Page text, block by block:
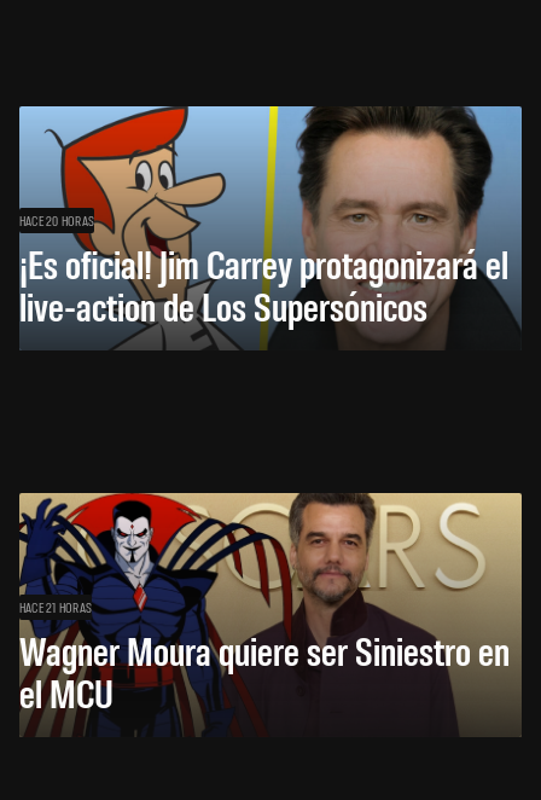
HACE 20 HORAS
¡Es oficial! Jim Carrey protagonizará el
live-action de Los Supersónicos
HACE 21 HORAS
Wagner Moura quiere ser Siniestro en
el MCU